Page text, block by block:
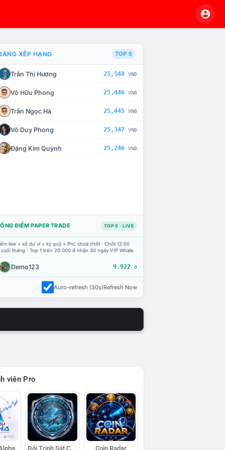
CHẾ TÀI XỬ LÝ VI PHẠM
XẾP HẠNG TOP 5
Trần Thị Hương 25,548 VNĐ
Võ Hữu Phong 25,446 VNĐ
Trần Ngọc Hà 25,445 VNĐ
Võ Duy Phong 25,347 VNĐ
Đặng Kim Quỳnh 25,246 VNĐ
ĐIỂM PAPER TRADE TOP 5 · LIVE
live = số dư ví + ký quỹ + PnL chưa chốt · Chốt 12:00
tháng · Top 1 trên 20.000 đ nhận 30 ngày VIP Whale.
Demo123 9.922 đ
Auto-refresh (30s)Refresh Now
viên Pro
Đội Trinh Sát Cá Voi Coin Radar